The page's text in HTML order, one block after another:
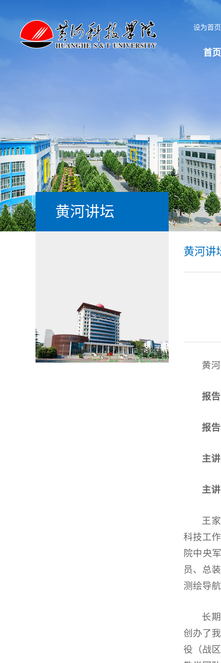
设为首
首页
黄河讲坛
黄河讲
黄
报
报
主
主
王
科技工
院中央
员、总
测绘导
长
创办了
役（战